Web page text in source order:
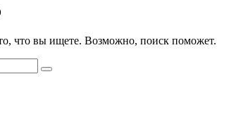
что вы ищете. Возможно, поиск поможет.